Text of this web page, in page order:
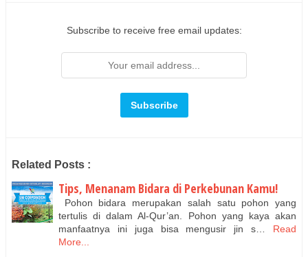
Subscribe to receive free email updates:
Related Posts :
Tips, Menanam Bidara di Perkebunan Kamu!
Pohon bidara merupakan salah satu pohon yang
tertulis di dalam Al-Qur’an. Pohon yang kaya akan
manfaatnya ini juga bisa mengusir jin s…
Read
More...